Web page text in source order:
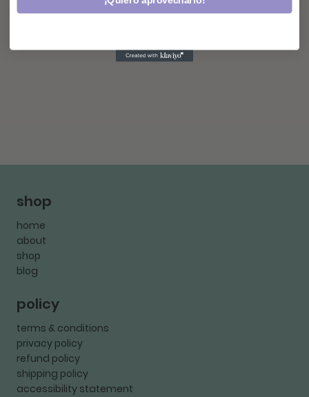
shop
home
about
shop
blog
policy
terms & conditions
privacy policy
refund policy
shipping policy
accessibility statement